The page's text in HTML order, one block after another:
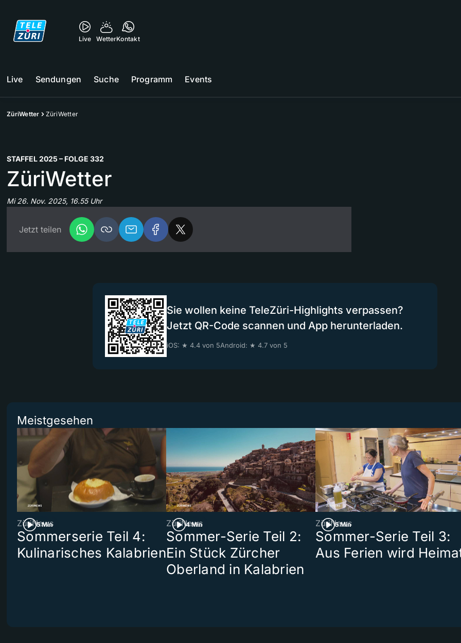
Live WetterKontakt
Live Sendungen Suche Programm Events
ZüriWetter ZüriWetter
STAFFEL 2025 – FOLGE 332
ZüriWetter
Mi 26. Nov. 2025, 16.55 Uhr
Jetzt teilen
Sie wollen keine TeleZüri-Highlights verpassen?
Jetzt QR-Code scannen und App herunterladen.
iOS: ★ 4.4 von 5Android: ★ 4.7 von 5
Meistgesehen
5 Min
ZüriNews
Sommerserie Teil 4:
Kulinarisches Kalabrien
4 Min
ZüriNews
Sommer-Serie Teil 2:
Ein Stück Zürcher
Oberland in Kalabrien
5 Min
ZüriNews
Sommer-Serie Teil 3:
Aus Ferien wird